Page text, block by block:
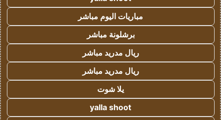
مباريات اليوم مباشر
برشلونة مباشر
ريال مدريد مباشر
ريال مدريد مباشر
يلا شوت
yalla shoot